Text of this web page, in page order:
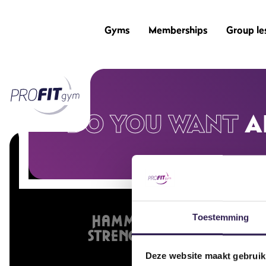
Toestemming
Deze website maakt
Gyms Memberships Group
DO YOU WANT